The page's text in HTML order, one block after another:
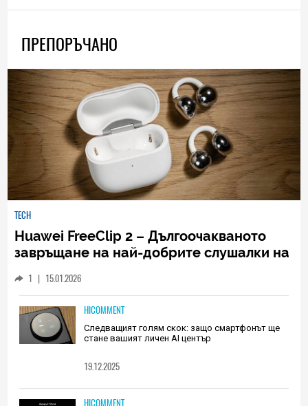
ПРЕПОРЪЧАНО
TECH
Huawei FreeClip 2 – Дългоочакваното
завръщане на най-добрите слушалки на
1 | 15.01.2026
HICOMMENT
Следващият голям скок: защо смартфонът ще
стане вашият личен AI център
19.12.2025
HICOMMENT